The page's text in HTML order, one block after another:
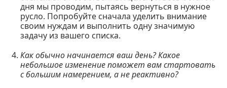
дня мы проводим, пытаясь вернуться в нужное
русло. Попробуйте сначала уделить внимание
своим нуждам и выполнить одну значимую
задачу из вашего списка.
Как обычно начинается ваш день? Какое
небольшое изменение поможет вам стартовать
с большим намерением, а не реактивно?